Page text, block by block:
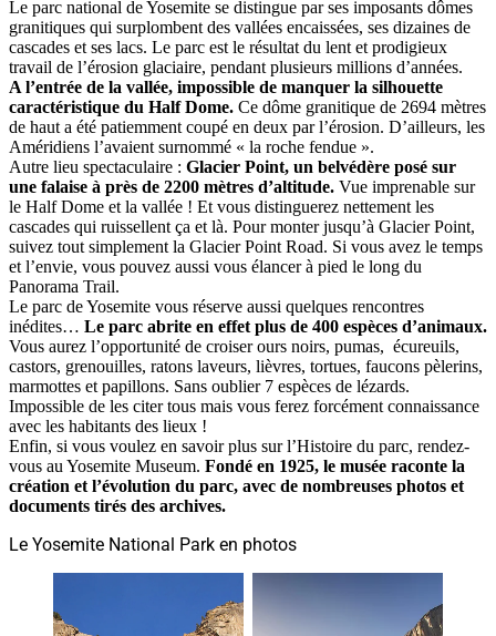
Le parc national de Yosemite se distingue par ses imposants dômes
granitiques qui surplombent des vallées encaissées, ses dizaines de
cascades et ses lacs. Le parc est le résultat du lent et prodigieux
travail de l’érosion glaciaire, pendant plusieurs millions d’années.
A l’entrée de la vallée, impossible de manquer la silhouette
caractéristique du Half Dome. Ce dôme granitique de 2694 mètres
de haut a été patiemment coupé en deux par l’érosion. D’ailleurs, les
Améridiens l’avaient surnommé « la roche fendue ».
Autre lieu spectaculaire : Glacier Point, un belvédère posé sur
une falaise à près de 2200 mètres d’altitude. Vue imprenable sur
le Half Dome et la vallée ! Et vous distinguerez nettement les
cascades qui ruissellent ça et là. Pour monter jusqu’à Glacier Point,
suivez tout simplement la Glacier Point Road. Si vous avez le temps
et l’envie, vous pouvez aussi vous élancer à pied le long du
Panorama Trail.
Le parc de Yosemite vous réserve aussi quelques rencontres
inédites… Le parc abrite en effet plus de 400 espèces d’animaux.
Vous aurez l’opportunité de croiser ours noirs, pumas, écureuils,
castors, grenouilles, ratons laveurs, lièvres, tortues, faucons pèlerins,
marmottes et papillons. Sans oublier 7 espèces de lézards.
Impossible de les citer tous mais vous ferez forcément connaissance
avec les habitants des lieux !
Enfin, si vous voulez en savoir plus sur l’Histoire du parc, rendez-
vous au Yosemite Museum. Fondé en 1925, le musée raconte la
création et l’évolution du parc, avec de nombreuses photos et
documents tirés des archives.
Le Yosemite National Park en photos